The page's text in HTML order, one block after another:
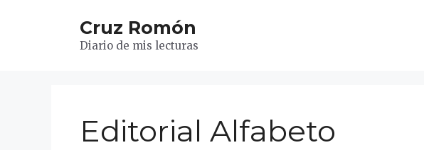
Cruz Romón
Diario de mis lecturas
Editorial Alfabeto